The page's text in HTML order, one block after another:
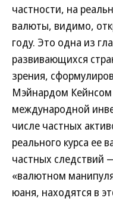
частности, на
валюты, видимо,
году. Это одна из
развивающихся
зрения,
Мэйнардом
международной
числе частных
реального курса ее
частных следствий
«валютном
юаня, находятся в